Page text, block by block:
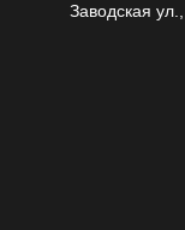
Заводская